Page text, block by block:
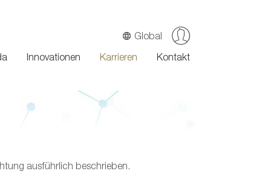
Innovationen Karrieren (current)Kontakt
Global
ausführlich beschrieben.